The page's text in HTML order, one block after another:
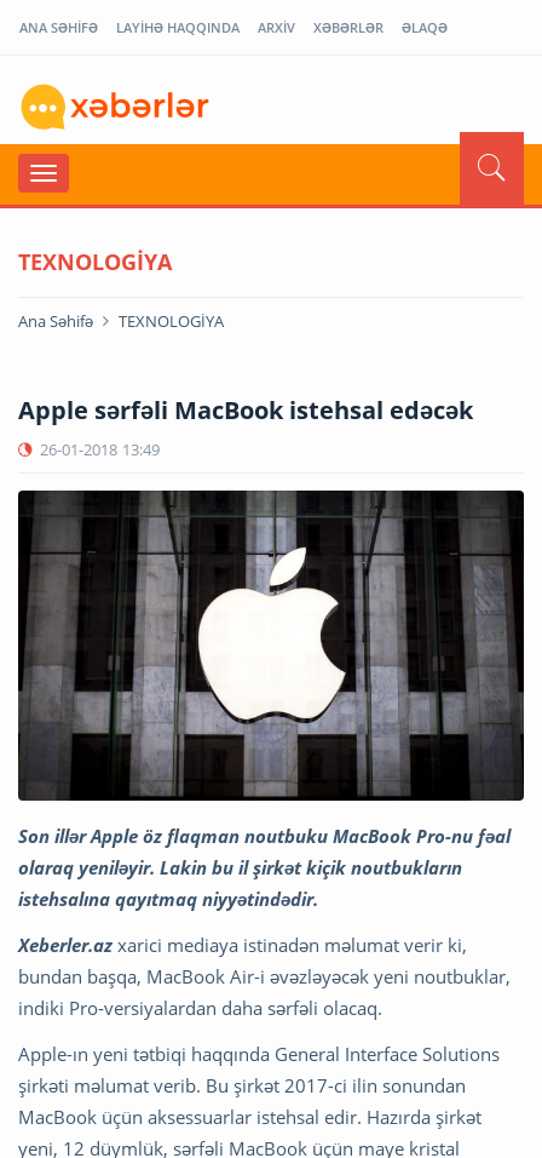
ANA SƏHİFƏ LAYİHƏ HAQQINDA ARXİV XƏBƏRLƏR ƏLAQƏ
TEXNOLOGİYA
Ana Səhifə TEXNOLOGİYA
Apple sərfəli MacBook istehsal edəcək
26-01-2018 13:49
Son illər Apple öz flaqman noutbuku MacBook Pro-nu fəal
olaraq yeniləyir. Lakin bu il şirkət kiçik noutbukların
istehsalına qayıtmaq niyyətindədir.
Xeberler.az xarici mediaya istinadən məlumat verir ki,
bundan başqa, MacBook Air-i əvəzləyəcək yeni noutbuklar,
indiki Pro-versiyalardan daha sərfəli olacaq.
Apple-ın yeni tətbiqi haqqında General Interface Solutions
şirkəti məlumat verib. Bu şirkət 2017-ci ilin sonundan
MacBook üçün aksessuarlar istehsal edir. Hazırda şirkət
yeni, 12 düymlük, sərfəli MacBook üçün maye kristal